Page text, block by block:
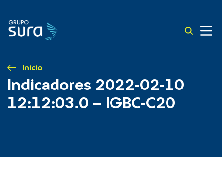
Inicio
Indicadores 2022-02-10
12:12:03.0 – IGBC-C20